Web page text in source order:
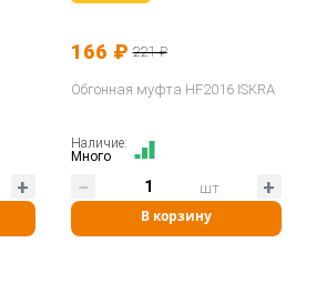
166 ₽ 221 ₽
Обгонная муфта HF2016 ISKRA
Наличие:
Много
В корзину
шт